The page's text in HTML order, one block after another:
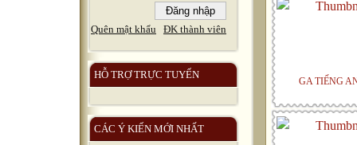
Quên mật khẩu ĐK thành viên
HỖ TRỢ TRỰC TUYẾN
CÁC Ý KIẾN MỚI NHẤT
GA TIẾNG